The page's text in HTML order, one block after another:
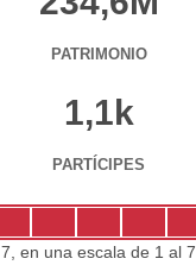
PATRIMONIO
1,1k
PARTÍCIPES
7, en una escala de 1 al 7